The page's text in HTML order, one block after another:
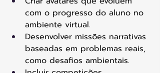
com o progresso do aluno no
ambiente virtual.
Desenvolver missões narrativas
baseadas em problemas reais,
como desafios ambientais.